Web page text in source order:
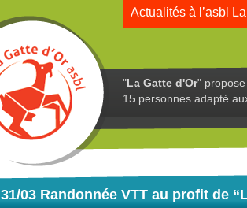
Actualités à l’asbl
"La Gatte d'Or"
15 personnes adapté
31/03 Randonnée VTT au profit de